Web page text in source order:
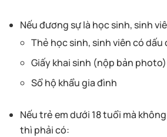
Nếu đương sự là học sinh, sinh
Thẻ học sinh, sinh viên có
Giấy khai sinh (nộp bản photo)
Sổ hộ khẩu gia đình
Nếu trẻ em dưới 18 tuổi mà
thì phải có: